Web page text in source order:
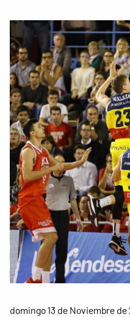
domingo 13 de Noviembre de